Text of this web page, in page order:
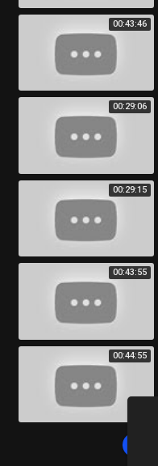
00:43:46
00:29:06
00:29:15
00:43:55
00:44:55